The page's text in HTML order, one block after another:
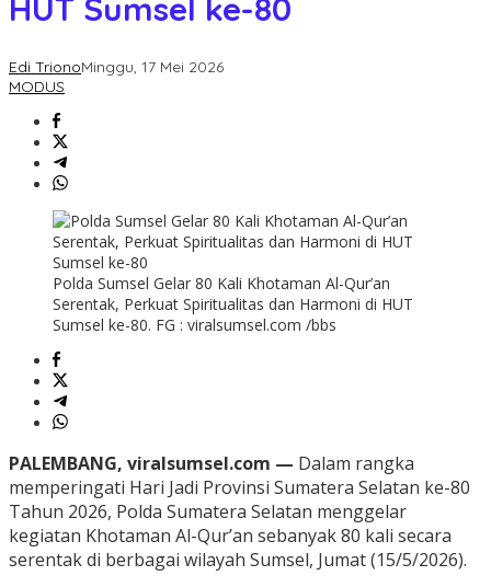
HUT Sumsel ke-80
Edi TrionoMinggu, 17 Mei 2026
MODUS
Polda Sumsel Gelar 80 Kali Khotaman Al-Qur’an
Serentak, Perkuat Spiritualitas dan Harmoni di HUT
Sumsel ke-80. FG : viralsumsel.com /bbs
PALEMBANG, viralsumsel.com — Dalam rangka
memperingati Hari Jadi Provinsi Sumatera Selatan ke-80
Tahun 2026, Polda Sumatera Selatan menggelar
kegiatan Khotaman Al-Qur’an sebanyak 80 kali secara
serentak di berbagai wilayah Sumsel, Jumat (15/5/2026).